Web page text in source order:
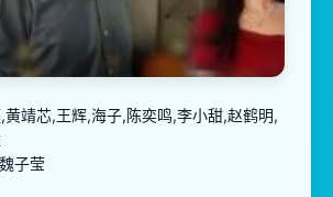
黄靖芯,王辉,海子,陈奕鸣,李小甜,赵鹤明,
子莹